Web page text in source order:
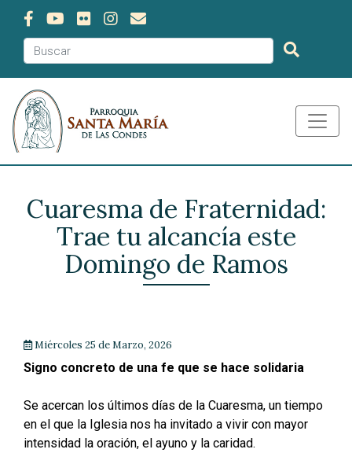
Cuaresma de Fraternidad:
Trae tu alcancía este
Domingo de Ramos
Miércoles 25 de Marzo, 2026
Signo concreto de una fe que se hace solidaria
Se acercan los últimos días de la Cuaresma, un tiempo
en el que la Iglesia nos ha invitado a vivir con mayor
intensidad la oración, el ayuno y la caridad.